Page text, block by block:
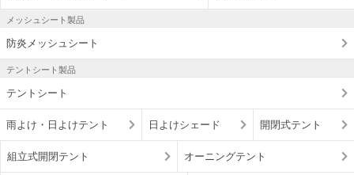
メッシュシート製品
防炎メッシュシート
テントシート製品
テントシート
雨よけ・日よけテント 日よけシェード 開閉式テント
組立式開閉テント オーニングテント